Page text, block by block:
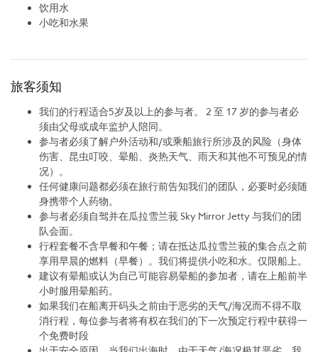
饮用水
小吃和水果
旅客须知
我们的行程适合5岁及以上的参与者。 2 至 17 岁的参与者必
须由父母或成年监护人陪同。
参与者必须了解户外活动和/或乘船旅行所涉及的风险（身体
伤害、昆虫叮咬、晕船、炎热天气、雨天和其他不可预见的情
况）。
任何健康问题都必须在旅行前告知我们的团队，必要时必须随
身携带个人药物。
参与者必须自驾并在瓜拉雪兰莪 Sky Mirror Jetty 与我们的团
队会面。
行程套餐不含早餐和午餐；请在抵达瓜拉雪兰莪的集合点之前
享用早晨的燃料（早餐）。我们将提供小吃和水。仅限船上。
建议有晕船或认为自己可能容易晕船的参加者，请在上船前半
小时服用晕船药。
如果我们在船离开码头之前由于恶劣的天气/海况而不得不取
消行程，每位参与者将有权在我们的下一次预定行程中获得一
个免费时段